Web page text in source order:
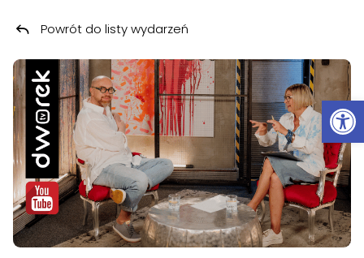
Przeskocz do treści
Powrót do listy wydarzeń